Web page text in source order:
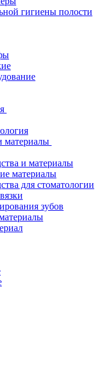
гигиены полости
материалы
и материалы
материалы
для стоматологии
зубов